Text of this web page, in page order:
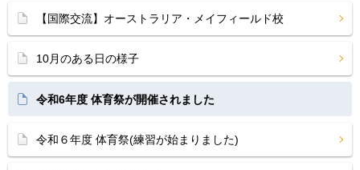
【国際交流】オーストラリア・メイフィールド校
10月のある日の様子
令和6年度 体育祭が開催されました
令和６年度 体育祭(練習が始まりました)